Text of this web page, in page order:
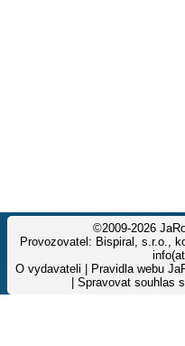
©2009-2026
Provozovatel: Bispiral, s.r.o.,
O vydavateli
Pravidla webu
Spravovat souhlas